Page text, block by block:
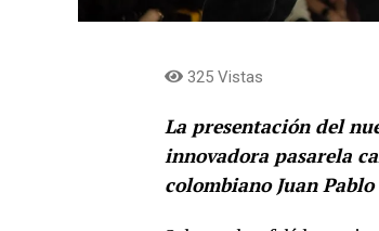
325 Vistas
La presentación del
innovadora pasarela
colombiano Juan